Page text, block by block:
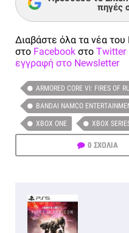
πηγές
Διαβάστε όλα τα νέα του
στο Facebook στο Twitter
εγγραφή στο Newsletter
ARMORED CORE VI: FIRES OF
BANDAI NAMCO
XBOX ONE XBOX
0 ΣΧΟΛΙΑ